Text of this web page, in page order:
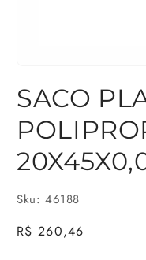
mídia
1
na
janela
SACO
Sku: 46188
Preço
R$ 260,46